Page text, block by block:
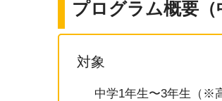
プログラム概要（
対象
中学1年生〜3年生（※